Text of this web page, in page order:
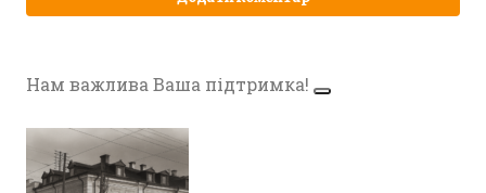
Нам важлива Ваша підтримка!